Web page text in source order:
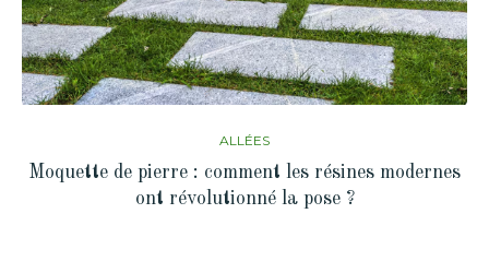
ALLÉES
Moquette de pierre : comment les résines modernes
ont révolutionné la pose ?